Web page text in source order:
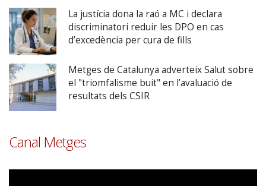
La justícia dona la raó a MC i declara
discriminatori reduir les DPO en cas
d’excedència per cura de fills
Metges de Catalunya adverteix Salut sobre
el "triomfalisme buit" en l’avaluació de
resultats dels CSIR
Canal Metges